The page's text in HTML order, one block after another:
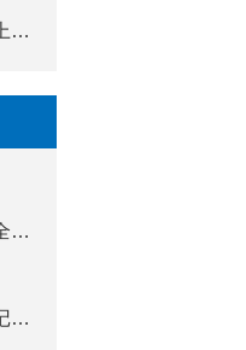
马国强在列席代表座谈会上强调 以精准履职筑牢荆楚...
学习贯彻党的二十届四中全会精神
学习宣传贯彻习近平总书记关于坚持